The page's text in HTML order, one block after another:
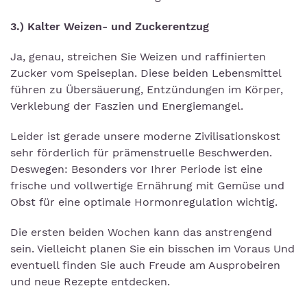
3.) Kalter Weizen- und Zuckerentzug
Ja, genau, streichen Sie Weizen und raffinierten
Zucker vom Speiseplan. Diese beiden Lebensmittel
führen zu Übersäuerung, Entzündungen im Körper,
Verklebung der Faszien und Energiemangel.
Leider ist gerade unsere moderne Zivilisationskost
sehr förderlich für prämenstruelle Beschwerden.
Deswegen: Besonders vor Ihrer Periode ist eine
frische und vollwertige Ernährung mit Gemüse und
Obst für eine optimale Hormonregulation wichtig.
Die ersten beiden Wochen kann das anstrengend
sein. Vielleicht planen Sie ein bisschen im Voraus Und
eventuell finden Sie auch Freude am Ausprobeiren
und neue Rezepte entdecken.